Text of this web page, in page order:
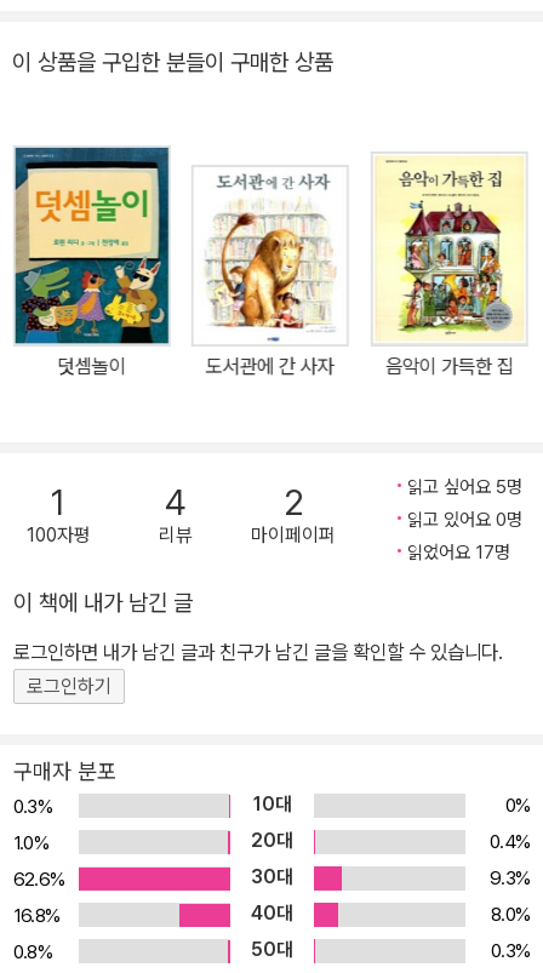
시무시하게 생 겨 친구도 없는 외돌이다. [뭐든지 무서워하는 늑대]는
고 늘 집에 틀어박혀 혼자 지내는 늑대 이야기릎 담았다.이 작품은 뚱
뚱하고 l빼빼 마르고 촉은 나와는 다르게 생겼다는 이유로 친구롤 외
툴01로 만틀어 버리는 요즘의 세태 속에서,가루가루와 같은 처지에
놓인 아이들의 마음올 조금이나마 되돌아볼 수 있는 이야기다.외모로
상대방의 마음까지 판단해 버 리는 선입견이'관계'를 얼마나 단절시키
는가를 유머스럽게 표현한 동화다. 한펀 1989년에 처음 울간되어 9
6년에 개정판으로 재탄생한 이 혜은 가루가루란 늑대 캐릭터는 이후
에도 로 카르의 [휘파랍을 세 번 분 늑대],[한 번도 바다률 본 적이 없
가루는 한 번도 자기 집에 누군가가 방문한 적도 없고 노크해 본 적도
없는,소위'완벽한 왕따'다. 그런 가루가루네 집에 어느 날,숲 속에서
걸올 잃은 여자 아이 노에미가 찾아왔다.가루가루는 자신의 무 시무
가랑 대화를 하고 누군가에서 미 소를 받아 본 가루가루는 너무 황출
한 눈물까지 흘리는데··.결국 험상꽃은 외모를 아랑곳하지 않지 않고
마음을 읽어 준 순수한 아이 노에미와 친구가 된다. 다른 사랍올 받아
올 수용하겠다는 의지 의 결단이고 용기이다.숲 속 동물 어느 누구도
감히 가루가루와 친구가 되리라 생각하지 못했다.그러나 외모로 친구
틀 판단하지 않고 숲 속에서 길올 월은 자신을 재워 준 가루가루의 마
음울 읽는 순수한 마음이 있을 때,우정은 눈에 보이는 것들을 뛰어넘
어서는 힘올 발휘했다.이 작품은 사람과의 관계를 어떻게 형성 해 나
갈 수 있는지 그 근본척인 방법을 재치 있게 담고 있다. 이야기의 분위
기를 한층 도드라지게 표현한 동판화 〈뭐든지 무서워하는 늑대〉는 동
이 상품을 구입한 분들이 구매한 상품
덧셈놀이 도서관에 간 사자 음악이 가득한 집
1
100자평
4
리뷰
2
마이페이퍼
읽고 싶어요 5명
읽고 있어요 0명
읽었어요 17명
이 책에 내가 남긴 글
로그인하면 내가 남긴 글과 친구가 남긴 글을 확인할 수 있습니다.
로그인하기
구매자 분포
0.3% 10대
0%
1.0%
20대
0.4%
62.6%
30대
9.3%
16.8%
40대
8.0%
0.8%
50대
0.3%